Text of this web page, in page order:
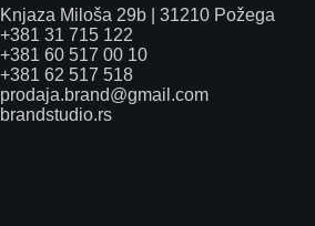
Knjaza Miloša 29b | 31210 Požega
+381 31 715 122
+381 60 517 00 10
+381 62 517 518
prodaja.brand@gmail.com
brandstudio.rs